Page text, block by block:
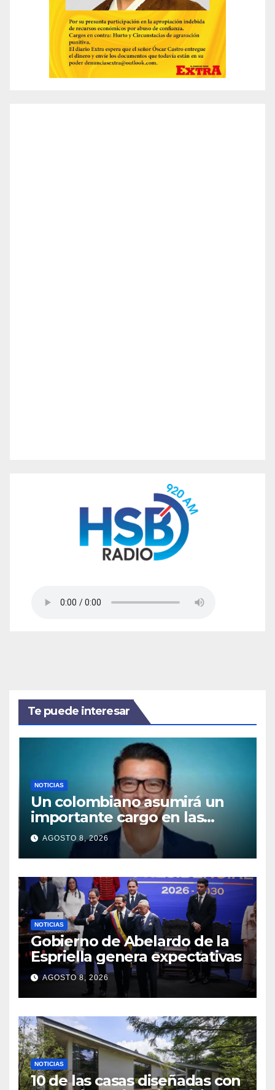
Te puede interesar
NOTICIAS
Un colombiano asumirá un
importante cargo en las
operaciones de American
Airlines en Sudamérica
AGOSTO 8, 2026
NOTICIAS
Gobierno de Abelardo de la
Espriella genera expectativas
AGOSTO 8, 2026
NOTICIAS
10 de las casas diseñadas con